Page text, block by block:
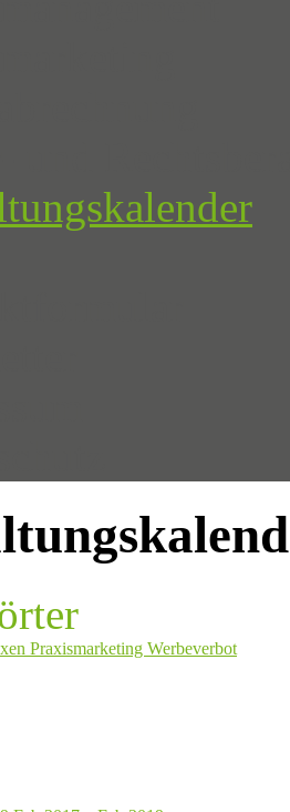
Praxismarketing Werbeverbot